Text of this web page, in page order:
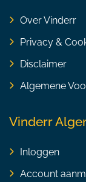
Over Vinderr
Privacy &
Disclaimer
Algemene
Vinderr
Inloggen
Account